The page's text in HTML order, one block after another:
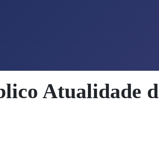
Atualidade